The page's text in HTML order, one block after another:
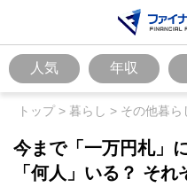
人気 年収
トップ> 暮らし > その他暮ら
今まで「一万円札」
「何人」いる？ そ